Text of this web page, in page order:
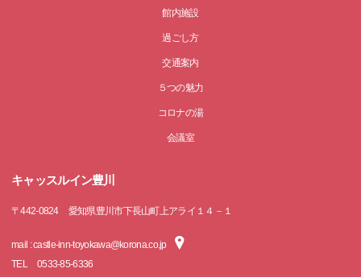
館内施設
過ごし方
交通案内
５つの魅力
コロナの湯
会議室
キャッスルイン豊川
〒442-0824 愛知県豊川市下長山町上アライ１４－１
mail : castle-inn-toyokawa@korona.co.jp
TEL
0533-85-6336